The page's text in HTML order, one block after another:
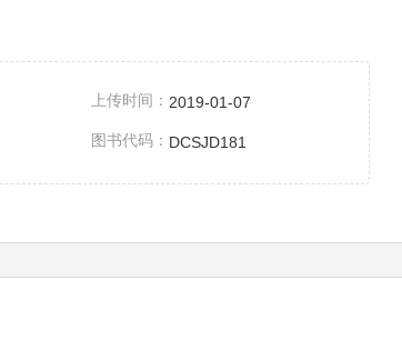
上传时间： 2019-01-07
图书代码： DCSJD181